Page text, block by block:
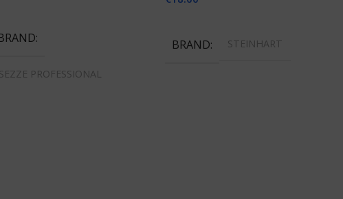
SEZZE PROFESSIONAL
BRAND STEINHART